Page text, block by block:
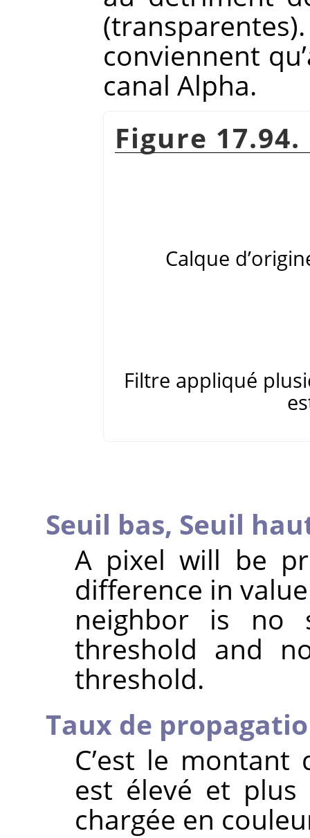
conviennent
canal Alpha.
Figure
Calque
Filtre appliqué
Seuil bas, Seuil
A pixel will be
difference in
neighbor is no
threshold and
threshold.
Taux de
C’est le
est élevé et plus
chargée en